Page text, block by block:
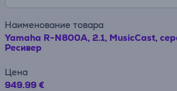
Наименование товара
Yamaha R-N800A, 2.1, MusicCast,
Ресивер
Цена
949.99 €